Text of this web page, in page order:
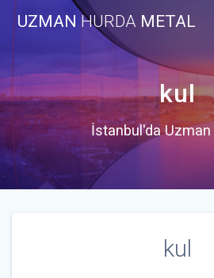
to
UZMAN HURDA METAL
kul
İstanbul'da Uzman
kul